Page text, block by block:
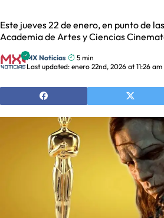
Este jueves 22 de enero, en punto de
Academia de Artes y Ciencias
MX Noticias
5 min
Last updated: enero 22nd, 2026 at 11:26 am